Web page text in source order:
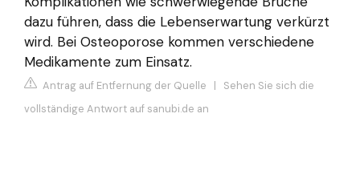
dazu führen, dass die Lebenserwartung verkürzt
wird. Bei Osteoporose kommen verschiedene
Medikamente zum Einsatz.
Antrag auf Entfernung der Quelle | Sehen Sie sich die
vollständige Antwort auf sanubi.de an